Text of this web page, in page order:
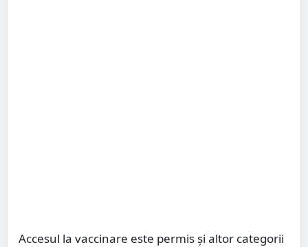
Accesul la vaccinare este permis și altor categorii